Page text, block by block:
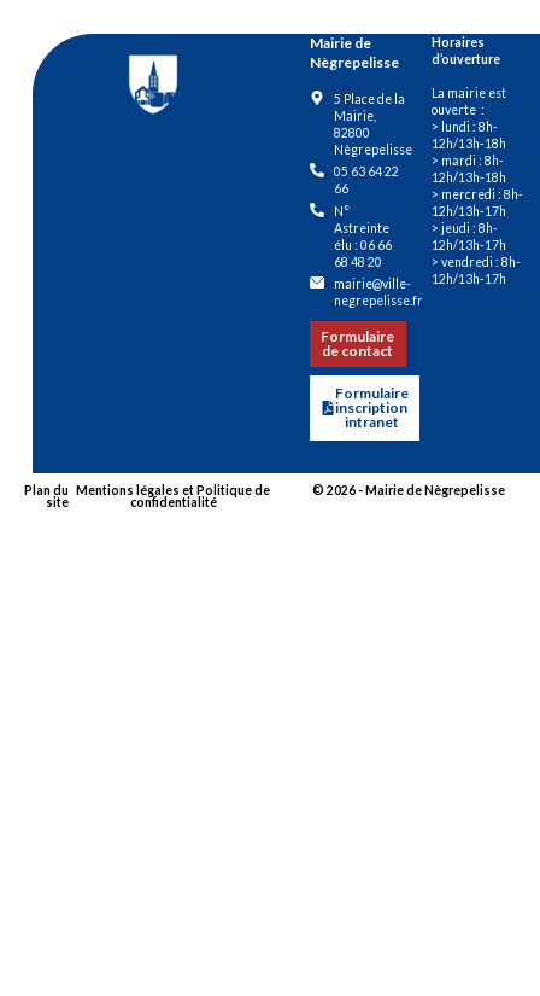
Mairie de
Nègrepelisse
5 Place de la
Mairie,
82800
Nègrepelisse
05 63 64 22
66
N°
Astreinte
élu : 06 66
68 48 20
mairie@ville-
negrepelisse.fr
Formulaire
de contact
Formulaire
inscription
intranet
Horaires
d’ouverture
La mairie est
ouverte :
> lundi : 8h-
12h/13h-18h
> mardi : 8h-
12h/13h-18h
> mercredi : 8h-
12h/13h-17h
> jeudi : 8h-
12h/13h-17h
> vendredi : 8h-
12h/13h-17h
Plan du
site
Mentions légales et Politique de
confidentialité
© 2026 - Mairie de Nègrepelisse